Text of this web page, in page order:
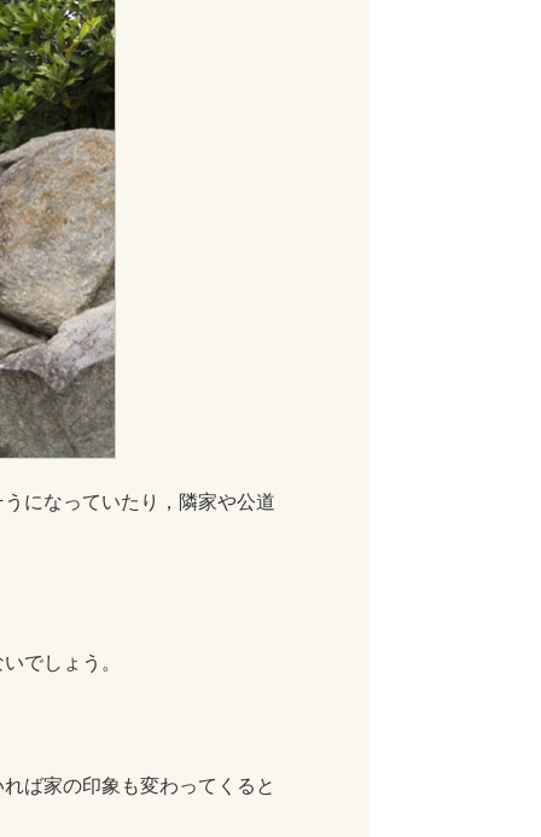
になっていたり，隣家や公道
でしょう。
ば家の印象も変わってくると